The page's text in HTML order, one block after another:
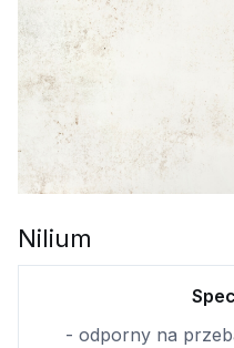
Nilium
- odporny na